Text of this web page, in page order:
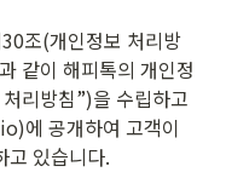
조(개인정보 처리방
같이 해피톡의 개인정
리방침”)을 수립하고
에 공개하여 고객이
고 있습니다.